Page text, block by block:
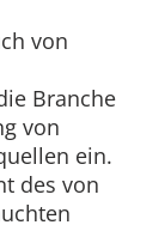
von
Branche
von
ein.
des von